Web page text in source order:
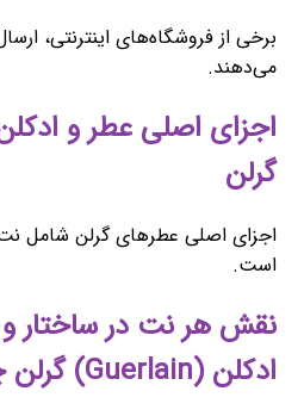
برخی از فروشگاه‌های اینترنتی،
می‌دهند.
گرلن
اجزای اصلی عطرهای گرلن شامل
است.
نقش هر نت در ساختار
ادکلن (Guerlain) گرلن چیست؟